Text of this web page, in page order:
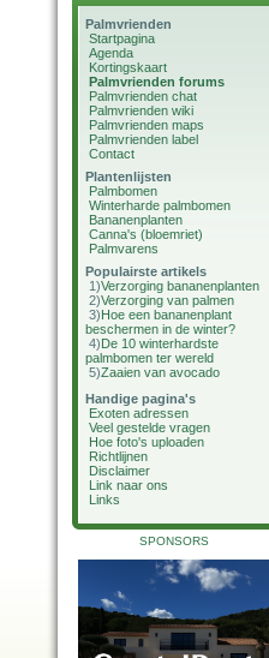
Palmvrienden
Startpagina
Agenda
Kortingskaart
Palmvrienden forums
Palmvrienden chat
Palmvrienden wiki
Palmvrienden maps
Palmvrienden label
Contact
Plantenlijsten
Palmbomen
Winterharde palmbomen
Bananenplanten
Canna's (bloemriet)
Palmvarens
Populairste artikels
1)Verzorging bananenplanten
2)Verzorging van palmen
3)Hoe een bananenplant
beschermen in de winter?
4)De 10 winterhardste
palmbomen ter wereld
5)Zaaien van avocado
Handige pagina's
Exoten adressen
Veel gestelde vragen
Hoe foto's uploaden
Richtlijnen
Disclaimer
Link naar ons
Links
SPONSORS